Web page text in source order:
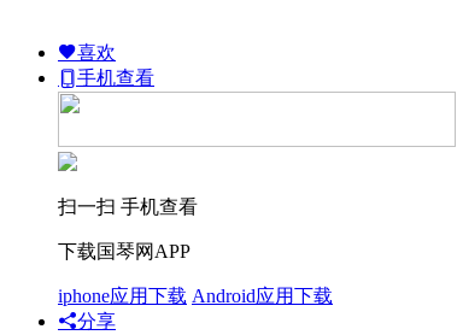
喜欢
手机查看
扫一扫 手机查看
下载国琴网APP
iphone应用下载 Android应用下载
分享